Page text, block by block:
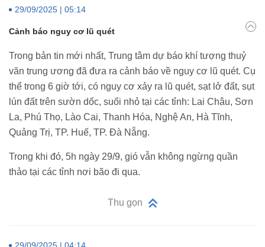
29/09/2025 | 05:14
Cảnh báo nguy cơ lũ quét
Trong bản tin mới nhất, Trung tâm dự báo khí tượng thuỷ
văn trung ương đã đưa ra cảnh báo về nguy cơ lũ quét. Cụ
thể trong 6 giờ tới, có nguy cơ xảy ra lũ quét, sạt lở đất, sụt
lún đất trên sườn dốc, suối nhỏ tại các tỉnh: Lai Châu, Sơn
La, Phú Thọ, Lào Cai, Thanh Hóa, Nghệ An, Hà Tĩnh,
Quảng Trị, TP. Huế, TP. Đà Nẵng.
Trong khi đó, 5h ngày 29/9, gió vẫn không ngừng quần
thảo tại các tỉnh nơi bão đi qua.
Thu gọn
29/09/2025 | 04:14